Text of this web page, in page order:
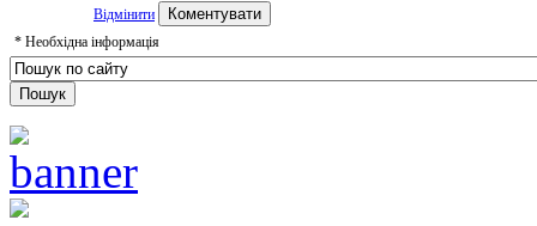
Відмінити
* Необхідна інформація